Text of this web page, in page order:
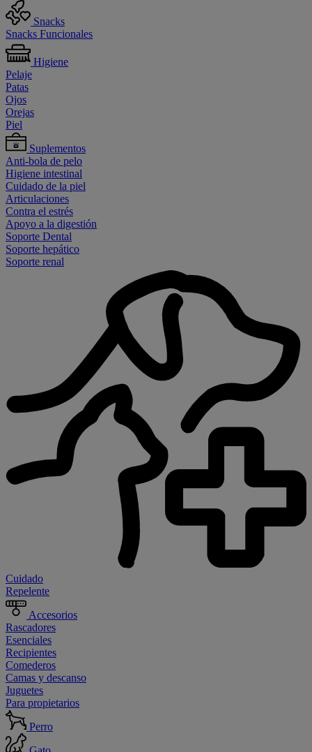
Snacks
Snacks Funcionales
Higiene
Pelaje
Patas
Ojos
Orejas
Piel
Suplementos
Anti-bola de pelo
Higiene intestinal
Cuidado de la piel
Articulaciones
Contra el estrés
Apoyo a la digestión
Soporte Dental
Soporte hepático
Soporte renal
Cuidado
Repelente
Accesorios
Rascadores
Esenciales
Recipientes
Comederos
Camas y descanso
Juguetes
Para propietarios
Perro